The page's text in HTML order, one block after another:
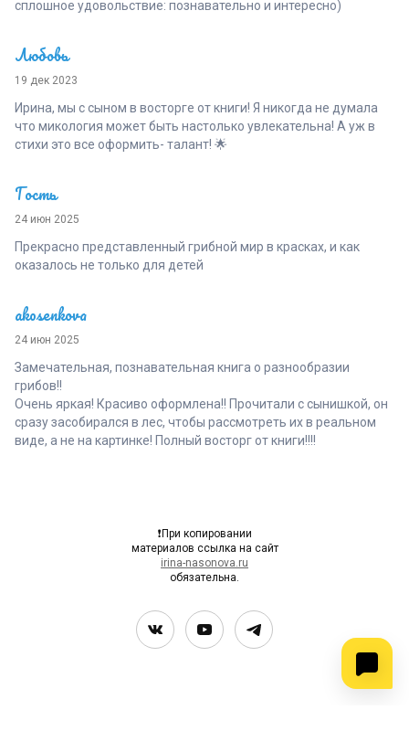
сплошное удовольствие: познавательно и интересно)
Любовь
19 дек 2023
Ирина, мы с сыном в восторге от книги! Я никогда не думала
что микология может быть настолько увлекательна! А уж в
стихи это все оформить- талант! 🌟
Гость
24 июн 2025
Прекрасно представленный грибной мир в красках, и как
оказалось не только для детей
akosenkova
24 июн 2025
Замечательная, познавательная книга о разнообразии
грибов!!
Очень яркая! Красиво оформлена!! Прочитали с сынишкой, он
сразу засобирался в лес, чтобы рассмотреть их в реальном
виде, а не на картинке! Полный восторг от книги!!!!
❗При копировании
материалов ссылка на сайт
irina-nasonova.ru
обязательна.